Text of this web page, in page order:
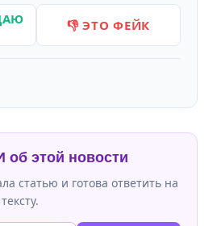
👎 ЭТО ФЕЙК
об этой новости
статью и готова ответить на